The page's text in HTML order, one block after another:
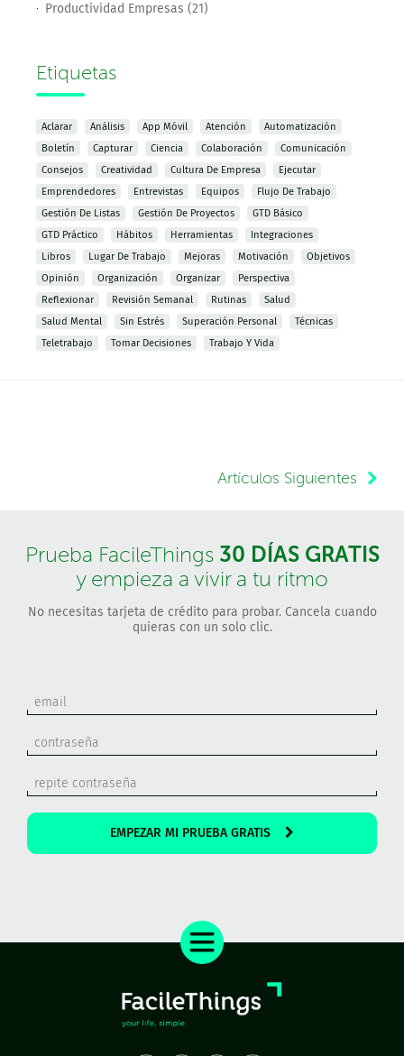
Productividad Empresas (21)
Etiquetas
Aclarar Análisis App Móvil Atención
Automatización
Boletín
Capturar Ciencia Colaboración
Comunicación
Consejos
Creatividad Cultura De Empresa
Ejecutar
Emprendedores
Entrevistas Equipos
Flujo De Trabajo
Gestión De Listas
Gestión De Proyectos
GTD Básico
GTD Práctico
Hábitos Herramientas
Integraciones
Libros
Lugar De Trabajo Mejoras Motivación
Objetivos
Opinión
Organización Organizar
Perspectiva
Reflexionar
Revisión Semanal Rutinas
Salud
Salud Mental
Sin Estrés Superación Personal
Técnicas
Teletrabajo
Tomar Decisiones Trabajo Y Vida
Artículos Siguientes
Prueba FacileThings 30 DÍAS GRATIS
y empieza a vivir a tu ritmo
No necesitas tarjeta de crédito para probar. Cancela cuando
quieras con un solo clic.